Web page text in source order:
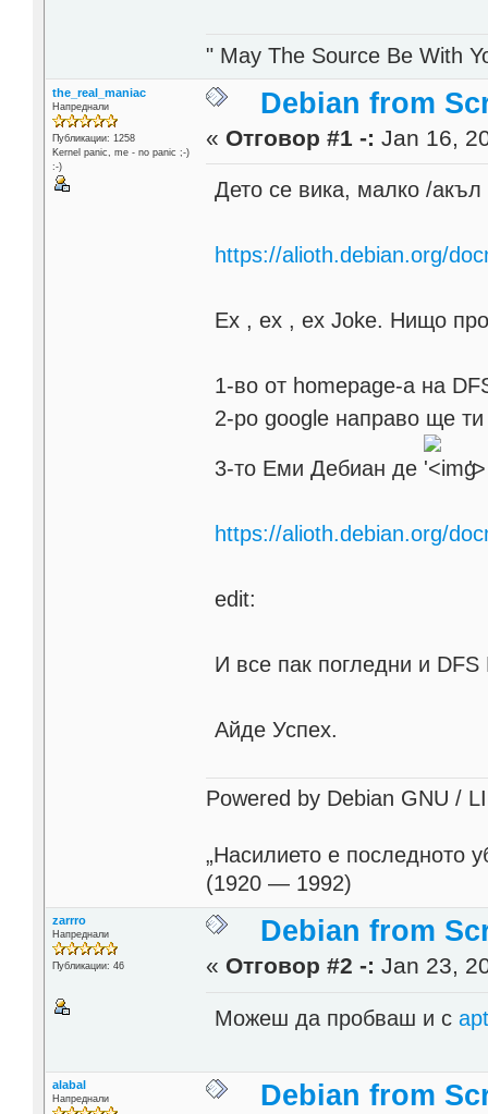
" May The Source Be With
the_real_maniac
Напреднали
Публикации: 1258
Kernel panic, me - no panic ;-)
:-)
Debian from
« Отговор #1 -: Jan 16,
Дето се вика, малко /
https://alioth.debian.org/
Ех , ех , ех Joke. Нищо
1-во от homepage-а на
2-ро google направо ще ти
3-то Еми Дебиан де '>
https://alioth.debian.org/
edit:
И все пак погледни и
Айде Успех.
Powered by Debian GNU /
„Насилието е последното
(1920 — 1992)
zarrro
Напреднали
Публикации: 46
Debian from
« Отговор #2 -: Jan 23,
Можеш да пробваш и с
alabal
Напреднали Debian from